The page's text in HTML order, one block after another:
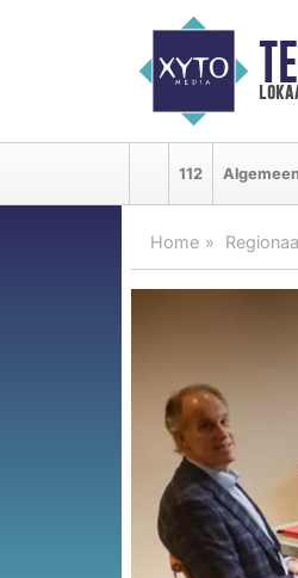
112
Home